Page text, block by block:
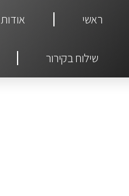
ראשי אודות
שילוח בקירור